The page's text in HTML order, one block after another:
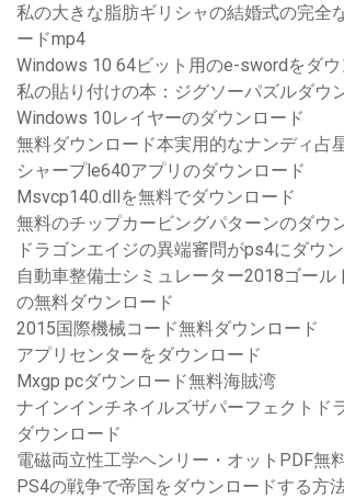
私の大きな脂肪ギリシャの結婚式の完全
ードmp4
Windows 10 64ビット用のe-swordをダウ
私の貼り付けの本：ジグソーパズルダウ
Windows 10レイヤーのダウンロード
無料ダウンロード本実用的なナンディ占
シャープle640アプリのダウンロード
Msvcp140.dllを無料でダウンロード
無料のチップカービングパターンのダウ
ドラゴンエイジの異端審問がps4にダウ
自動車整備士シミュレーター2018ゴール
の無料ダウンロード
2015国際機械コード無料ダウンロード
アプリセンターをダウンロード
Mxgp pcダウンロード無料海賊湾
ナインインチネイルズザパーフェクトド
ダウンロード
電磁両立性工学ヘンリー・オットPDF無
PS4の戦争で帝国をダウンロードする方